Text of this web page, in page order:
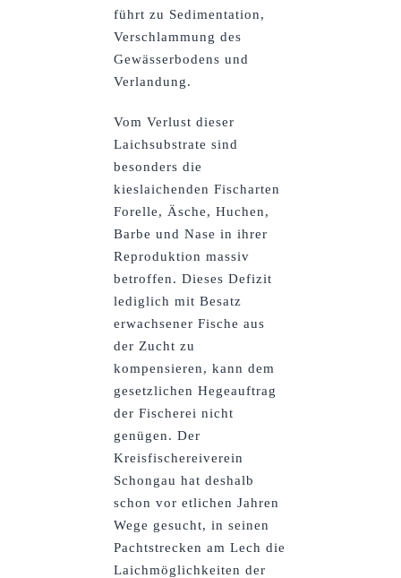
führt zu Sedimentation,
Verschlammung des
Gewässerbodens und
Verlandung.
Vom Verlust dieser
Laichsubstrate sind
besonders die
kieslaichenden Fischarten
Forelle, Äsche, Huchen,
Barbe und Nase in ihrer
Reproduktion massiv
betroffen. Dieses Defizit
lediglich mit Besatz
erwachsener Fische aus
der Zucht zu
kompensieren, kann dem
gesetzlichen Hegeauftrag
der Fischerei nicht
genügen. Der
Kreisfischereiverein
Schongau hat deshalb
schon vor etlichen Jahren
Wege gesucht, in seinen
Pachtstrecken am Lech die
Laichmöglichkeiten der